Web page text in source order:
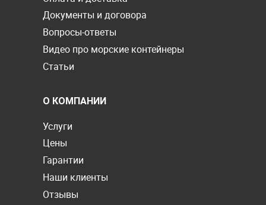
Документы и договора
Вопросы-ответы
Видео про морские контейнеры
Статьи
О КОМПАНИИ
Услуги
Цены
Гарантии
Наши клиенты
Отзывы